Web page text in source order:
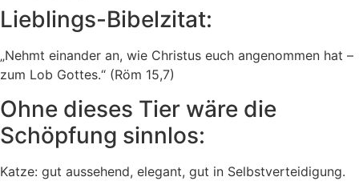
Lieblings-Bibelzitat:
„Nehmt einander an, wie Christus euch angenommen hat –
zum Lob Gottes.“ (Röm 15,7)
Ohne dieses Tier wäre die
Schöpfung sinnlos:
Katze: gut aussehend, elegant, gut in Selbstverteidigung.